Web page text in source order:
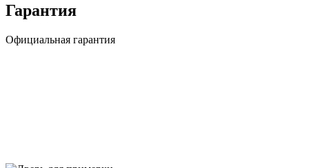
Гарантия
Официальная гарантия